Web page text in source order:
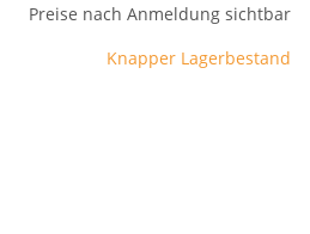
Preise nach Anmeldung sichtbar
Knapper Lagerbestand